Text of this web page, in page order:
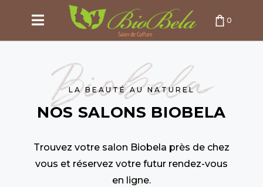
0
Biobela
LA BEAUTÉ AU NATUREL
NOS SALONS BIOBELA
Trouvez votre salon Biobela près de chez
vous et réservez votre futur rendez-vous
en ligne.